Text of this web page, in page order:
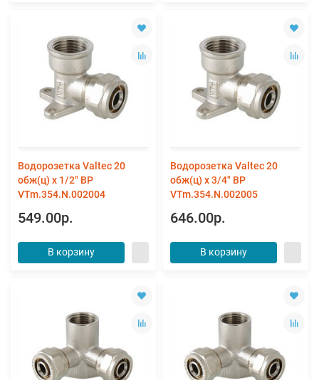
Водорозетка Valtec 20
обж(ц) х 1/2" ВР
VTm.354.N.002004
549.00р.
В корзину
Водорозетка Valtec 20
обж(ц) х 3/4" ВР
VTm.354.N.002005
646.00р.
В корзину